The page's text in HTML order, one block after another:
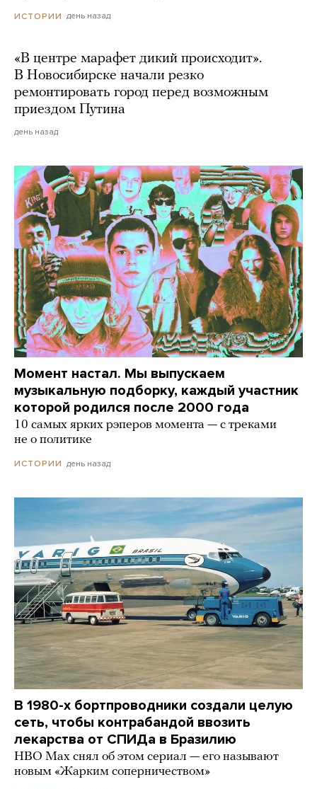
ИСТОРИИ день назад
«В центре марафет дикий происходит».
В Новосибирске начали резко
ремонтировать город перед возможным
приездом Путина
день назад
Момент настал. Мы выпускаем
музыкальную подборку, каждый участник
которой родился после 2000 года
10 самых ярких рэперов момента — с треками
не о политике
ИСТОРИИ день назад
В 1980-х бортпроводники создали целую
сеть, чтобы контрабандой ввозить
лекарства от СПИДа в Бразилию
HBO Max снял об этом сериал — его называют
новым «Жарким соперничеством»